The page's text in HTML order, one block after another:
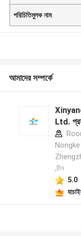
পরিচিতিমুলক নাম
আমাদের সম্পর্কে
Ltd.
,চীন
5.0